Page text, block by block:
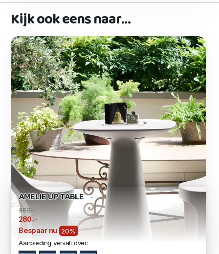
Kijk ook eens naar…
AMELIE UP TABLE
350,-
280,-
Bespaar nu
20%
Aanbieding vervalt over: